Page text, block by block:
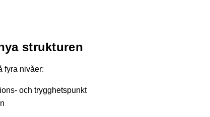
strukturen
fyra nivåer:
och trygghetspunkt